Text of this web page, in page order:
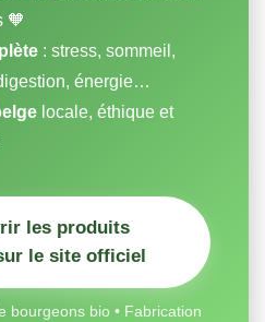
🧡
: stress, sommeil,
énergie…
locale, éthique et
les produits
le site officiel
bourgeons bio • Fabrication